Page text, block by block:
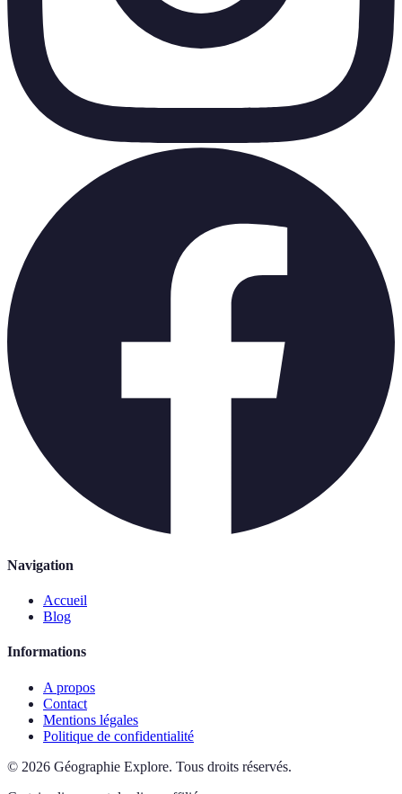
Navigation
Accueil
Blog
Informations
A propos
Contact
Mentions légales
Politique de confidentialité
© 2026 Géographie Explore. Tous droits réservés.